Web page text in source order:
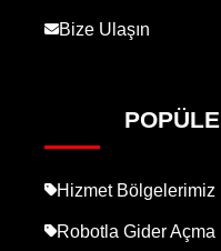
Bize Ulaşın
Hizmet Bölgelerimiz
Robotla Gider Açma